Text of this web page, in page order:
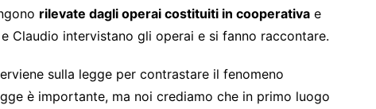
rilevate dagli operai costituiti in cooperativa e
Claudio intervistano gli operai e si fanno raccontare.
sulla legge per contrastare il fenomeno
è importante, ma noi crediamo che in primo luogo